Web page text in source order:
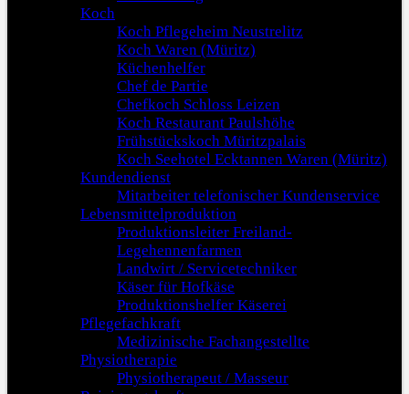
Koch
Koch Pflegeheim Neustrelitz
Koch Waren (Müritz)
Küchenhelfer
Chef de Partie
Chefkoch Schloss Leizen
Koch Restaurant Paulshöhe
Frühstückskoch Müritzpalais
Koch Seehotel Ecktannen Waren (Müritz)
Kundendienst
Mitarbeiter telefonischer Kundenservice
Lebensmittelproduktion
Produktionsleiter Freiland-
Legehennenfarmen
Landwirt / Servicetechniker
Käser für Hofkäse
Produktionshelfer Käserei
Pflegefachkraft
Medizinische Fachangestellte
Physiotherapie
Physiotherapeut / Masseur